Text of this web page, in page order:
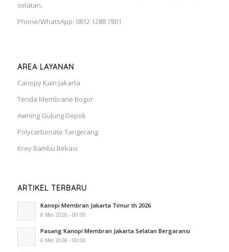
selatan.
Phone/WhatsApp: 0812 1288 7801
AREA LAYANAN
Canopy Kain Jakarta
Tenda Membrane Bogor
Awning Gulung Depok
Polycarbonate Tangerang
Krey Bambu Bekasi
ARTIKEL TERBARU
Kanopi Membran Jakarta Timur th 2026
8 Mei 2026 - 00:00
Pasang Kanopi Membran Jakarta Selatan Bergaransi
6 Mei 2026 - 00:00